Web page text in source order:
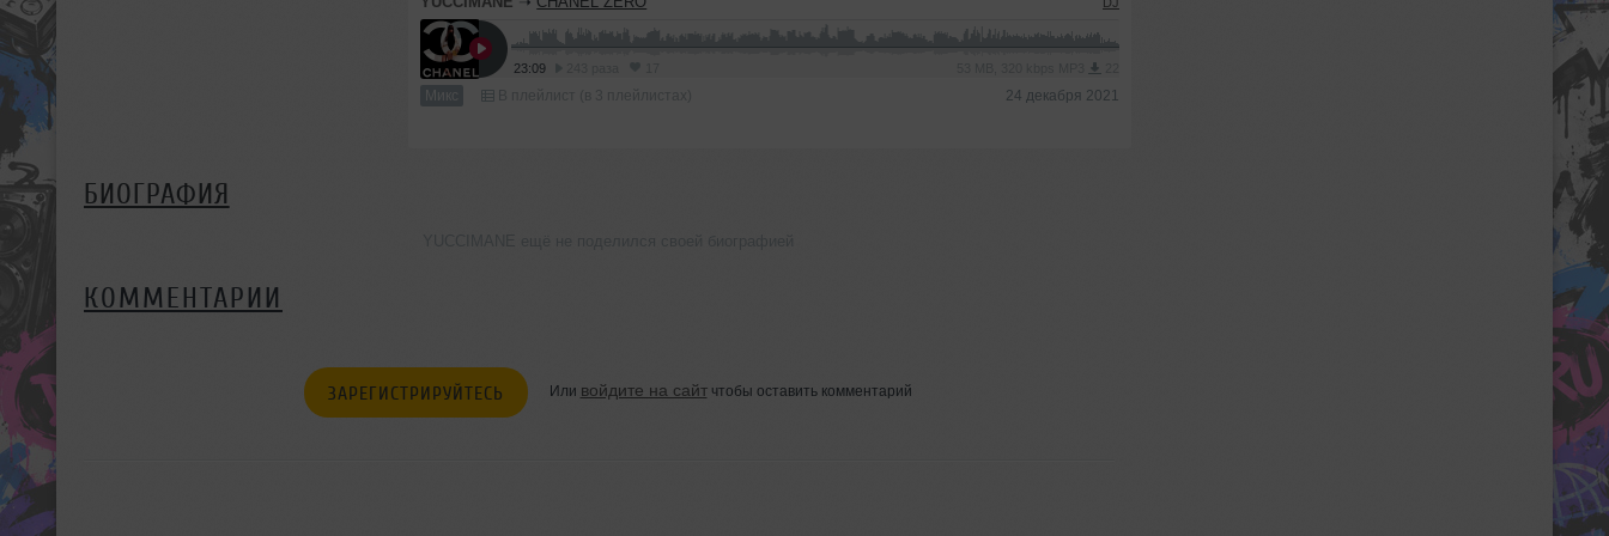
23:09
Микс В плейлист (в 3 плейлистах) 24 декабря 2021
БИОГРАФИЯ
КОММЕНТАРИИ
ЗАРЕГИСТРИРУЙТЕСЬ Или войдите на сайтчтобы оставить комментарий